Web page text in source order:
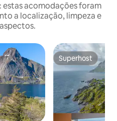
estas acomodações foram
a localização, limpeza e
Superhost
Superhost